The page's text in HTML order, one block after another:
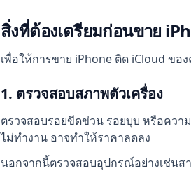
สิ่งที่ต้องเตรียมก่อนขาย
เพื่อให้การขาย iPhone ติด iCloud ขอ
1. ตรวจสอบสภาพตัวเครื่อง
ตรวจสอบรอยขีดข่วน รอยบุบ หรือควา
ไม่ทำงาน อาจทำให้ราคาลดลง
นอกจากนี้ตรวจสอบอุปกรณ์อย่างเช่น